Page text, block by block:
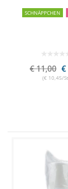
SCHNÄPPCHEN
€ 11,00 €
(€ 10,45/